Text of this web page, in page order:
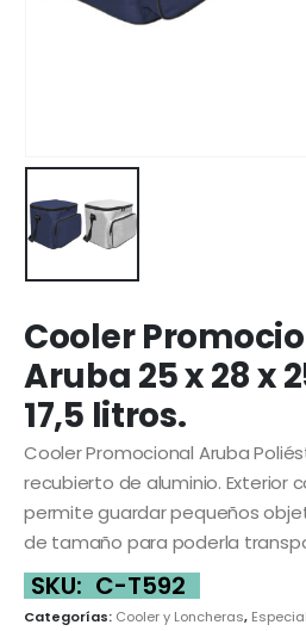
Cooler
Aruba 25 x 28 x
17,5 litros.
Cooler Promocional Aruba
recubierto de aluminio. Exterior
permite guardar pequeños
de tamaño para poderla
SKU: C-T592
Categorías: Cooler y Loncheras,